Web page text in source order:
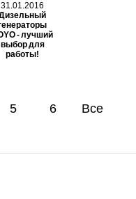
31.01.2016
- лучший
выбор для
работы!
5 6 Все